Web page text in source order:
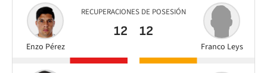
RECUPERACIONES DE POSESIÓN
Enzo Pérez
12
Franco Leys
12